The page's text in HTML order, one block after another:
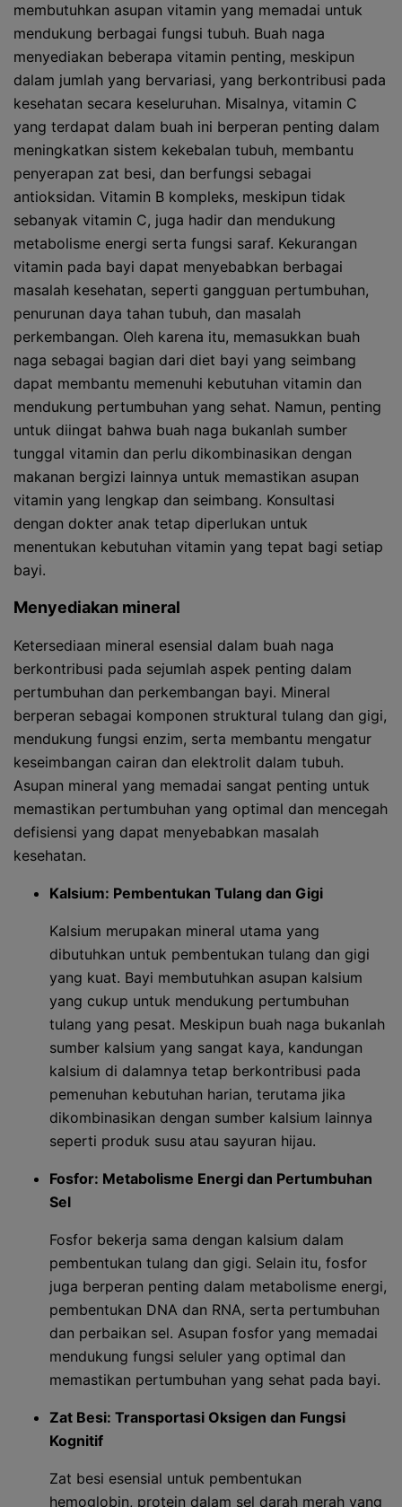
membutuhkan asupan vitamin yang memadai untuk
mendukung berbagai fungsi tubuh. Buah naga
menyediakan beberapa vitamin penting, meskipun
dalam jumlah yang bervariasi, yang berkontribusi pada
kesehatan secara keseluruhan. Misalnya, vitamin C
yang terdapat dalam buah ini berperan penting dalam
meningkatkan sistem kekebalan tubuh, membantu
penyerapan zat besi, dan berfungsi sebagai
antioksidan. Vitamin B kompleks, meskipun tidak
sebanyak vitamin C, juga hadir dan mendukung
metabolisme energi serta fungsi saraf. Kekurangan
vitamin pada bayi dapat menyebabkan berbagai
masalah kesehatan, seperti gangguan pertumbuhan,
penurunan daya tahan tubuh, dan masalah
perkembangan. Oleh karena itu, memasukkan buah
naga sebagai bagian dari diet bayi yang seimbang
dapat membantu memenuhi kebutuhan vitamin dan
mendukung pertumbuhan yang sehat. Namun, penting
untuk diingat bahwa buah naga bukanlah sumber
tunggal vitamin dan perlu dikombinasikan dengan
makanan bergizi lainnya untuk memastikan asupan
vitamin yang lengkap dan seimbang. Konsultasi
dengan dokter anak tetap diperlukan untuk
menentukan kebutuhan vitamin yang tepat bagi setiap
bayi.
Menyediakan mineral
Ketersediaan mineral esensial dalam buah naga
berkontribusi pada sejumlah aspek penting dalam
pertumbuhan dan perkembangan bayi. Mineral
berperan sebagai komponen struktural tulang dan gigi,
mendukung fungsi enzim, serta membantu mengatur
keseimbangan cairan dan elektrolit dalam tubuh.
Asupan mineral yang memadai sangat penting untuk
memastikan pertumbuhan yang optimal dan mencegah
defisiensi yang dapat menyebabkan masalah
kesehatan.
Kalsium: Pembentukan Tulang dan Gigi
Kalsium merupakan mineral utama yang
dibutuhkan untuk pembentukan tulang dan gigi
yang kuat. Bayi membutuhkan asupan kalsium
yang cukup untuk mendukung pertumbuhan
tulang yang pesat. Meskipun buah naga bukanlah
sumber kalsium yang sangat kaya, kandungan
kalsium di dalamnya tetap berkontribusi pada
pemenuhan kebutuhan harian, terutama jika
dikombinasikan dengan sumber kalsium lainnya
seperti produk susu atau sayuran hijau.
Fosfor: Metabolisme Energi dan Pertumbuhan
Sel
Fosfor bekerja sama dengan kalsium dalam
pembentukan tulang dan gigi. Selain itu, fosfor
juga berperan penting dalam metabolisme energi,
pembentukan DNA dan RNA, serta pertumbuhan
dan perbaikan sel. Asupan fosfor yang memadai
mendukung fungsi seluler yang optimal dan
memastikan pertumbuhan yang sehat pada bayi.
Zat Besi: Transportasi Oksigen dan Fungsi
Kognitif
Zat besi esensial untuk pembentukan
hemoglobin, protein dalam sel darah merah yang